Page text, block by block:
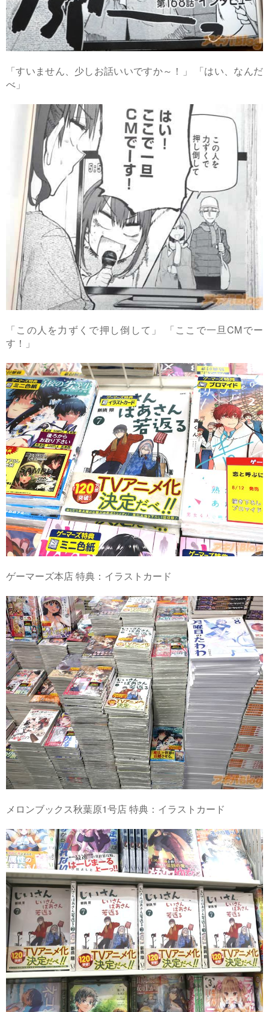
「すいません、少しお話いいですか～！」 「はい、なんだ
べ」
「この人を力ずくで押し倒して」 「ここで一旦CMでー
す！」
ゲーマーズ本店 特典：イラストカード
メロンブックス秋葉原1号店 特典：イラストカード